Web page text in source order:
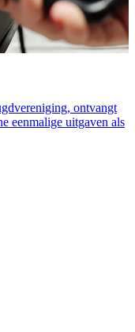
ontvangt
eenmalige uitgaven als